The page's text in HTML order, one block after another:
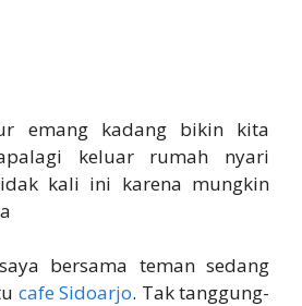
emang kadang bikin kita
keluar rumah nyari
kali ini karena mungkin
bersama teman sedang
cafe Sidoarjo. Tak tanggung-